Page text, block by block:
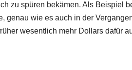
zu spüren bekämen. Als Beispiel
genau wie es auch in der
wesentlich mehr Dollars dafür